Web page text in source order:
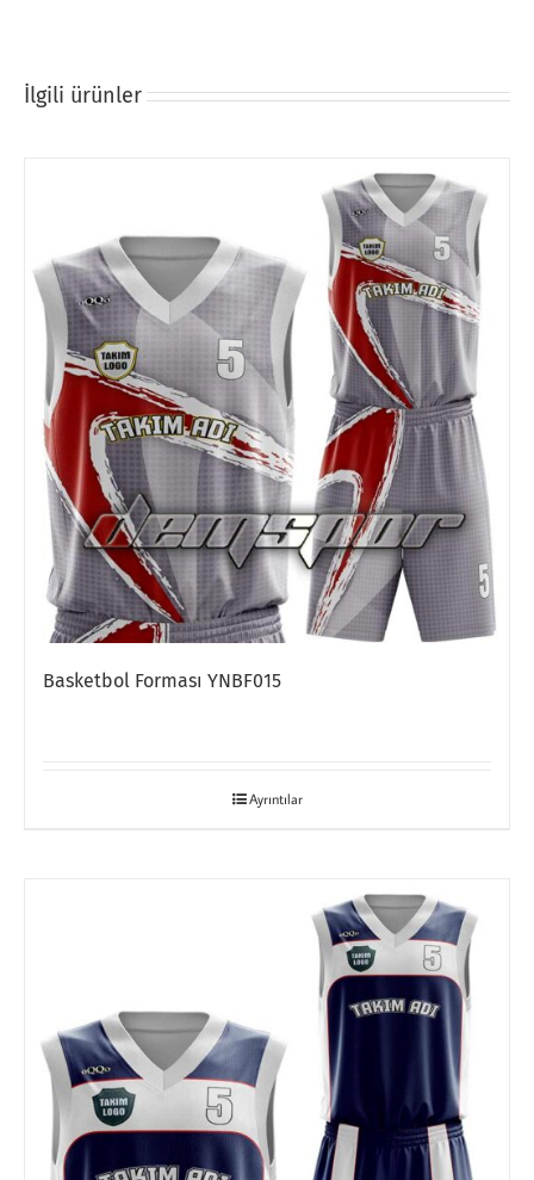
İlgili ürünler
Basketbol Forması YNBF015
Ayrıntılar